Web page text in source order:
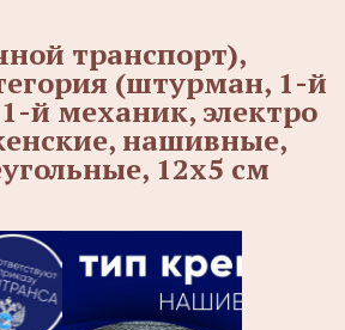
транспорт),
(штурман, 1-й
й механик, электро
нашивные,
12х5 см